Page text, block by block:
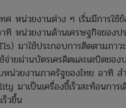
หน่วยงานต่าง ๆ เริ่มมีการใช้ข้
หน่วยงานด้านเศรษฐกิจของป
มาใช้ประกอบการติดตามภาวะ
จ่ายผ่านบัตรเครดิตและเดบิตขอ
น่วยงานภาครัฐของไทย อาทิ ส
มาเป็นเครื่องชี้เร็วสะท้อนการ
ร็วขึ้น